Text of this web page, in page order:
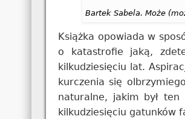
Bartek Sabela. Może
Książka opowiada w
o katastrofie jaką,
kilkudziesięciu lat.
kurczenia się
naturalne, jakim był
kilkudziesięciu gatunków